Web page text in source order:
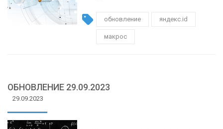
обновление яндекс.id
макрос
ОБНОВЛЕНИЕ 29.09.2023
29.09.2023